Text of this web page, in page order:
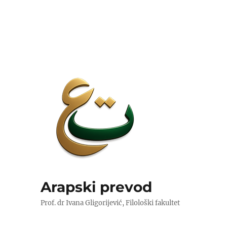
Arapski prevod
Prof. dr Ivana Gligorijević, Filološki fakultet